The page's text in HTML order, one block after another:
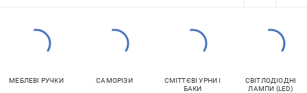
МЕБЛЕВІ РУЧКИ САМОРІЗИ
СМІТТЄВІ УРНИ І
БАКИ
СВІТЛОДІОДНІ
ЛАМПИ (LED)